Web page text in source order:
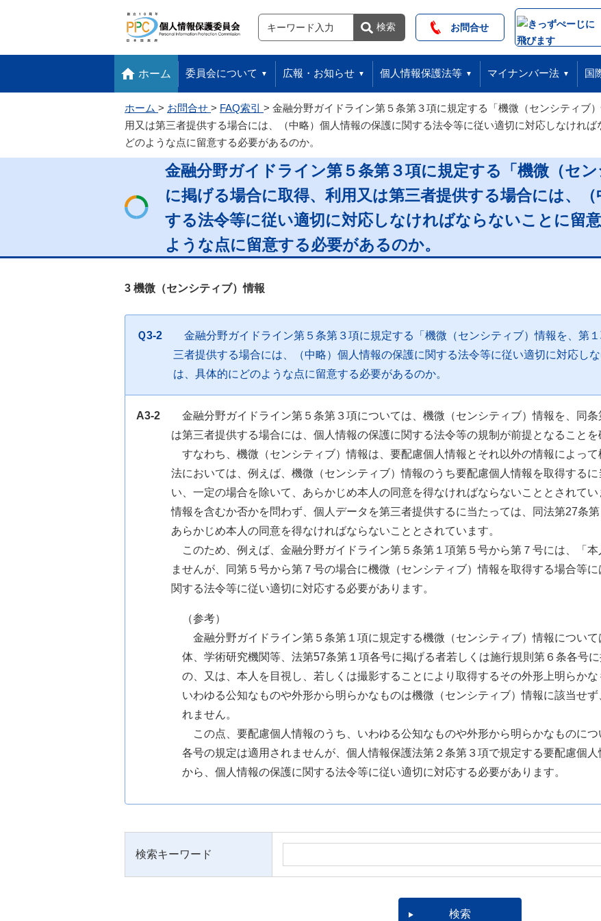
フッターへ移動します サイト内検索
検索 検索 お問合せ
ホーム 委員会について 広報・お知らせ 個人情報保護法等 マイナンバー法 国
ホーム お問合せ FAQ索引
金融分野ガイドライン第５条第３項に規定する「機微（センシティブ
用又は第三者提供する場合には、（中略）個人情報の保護に関する法令等に従い適切に対応しなけれ
どのような点に留意する必要があるのか。
金融分野ガイドライン第５条第３項に規定する「機微（セ
に掲げる場合に取得、利用又は第三者提供する場合には、
する法令等に従い適切に対応しなければならないことに留
ような点に留意する必要があるのか。
3 機微（センシティブ）情報
Ｑ3-2
金融分野ガイドライン第５条第３項に規定する「機微（センシティブ）情報を、第
三者提供する場合には、（中略）個人情報の保護に関する法令等に従い適切に対応し
は、具体的にどのような点に留意する必要があるのか。
A3-2
金融分野ガイドライン第５条第３項については、機微（センシティブ）情報を、同
は第三者提供する場合には、個人情報の保護に関する法令等の規制が前提となることを
すなわち、機微（センシティブ）情報は、要配慮個人情報とそれ以外の情報によっ
法においては、例えば、機微（センシティブ）情報のうち要配慮個人情報を取得する
い、一定の場合を除いて、あらかじめ本人の同意を得なければならないこととされてい
情報を含むか否かを問わず、個人データを第三者提供するに当たっては、同法第27条
あらかじめ本人の同意を得なければならないこととされています。
このため、例えば、金融分野ガイドライン第５条第１項第５号から第７号には、「
ませんが、同第５号から第７号の場合に機微（センシティブ）情報を取得する場合等
関する法令等に従い適切に対応する必要があります。
（参考）
金融分野ガイドライン第５条第１項に規定する機微（センシティブ）情報につい
体、学術研究機関等、法第57条第１項各号に掲げる者若しくは施行規則第６条各号
の、又は、本人を目視し、若しくは撮影することにより取得するその外形上明らかな
いわゆる公知なものや外形から明らかなものは機微（センシティブ）情報に該当せ
れません。
この点、要配慮個人情報のうち、いわゆる公知なものや外形から明らかなものに
各号の規定は適用されませんが、個人情報保護法第２条第３項で規定する要配慮個
から、個人情報の保護に関する法令等に従い適切に対応する必要があります。
検索キーワード